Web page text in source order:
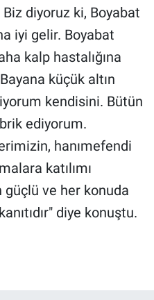
diyoruz ki, Boyabat
iyi gelir. Boyabat
kalp hastalığına
küçük altın
kendisini. Bütün
ediyorum.
hanımefendi
katılımı
güçlü ve her konuda
diye konuştu.